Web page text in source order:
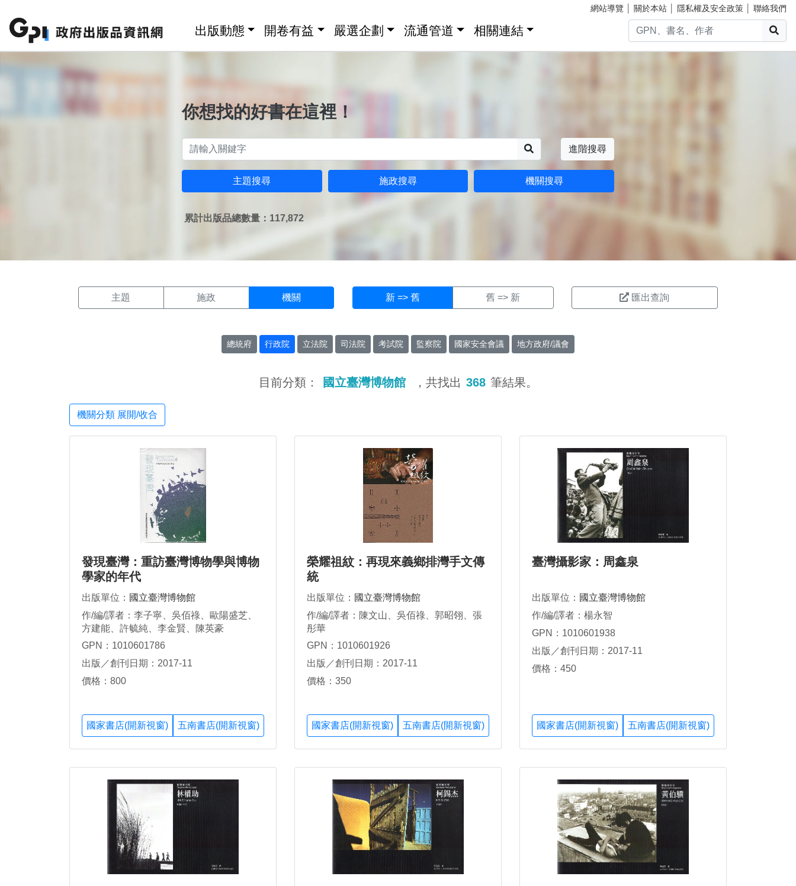
網站導覽 關於本站 隱私權及安全政策 聯絡我們
出版動態 開卷有益 嚴選企劃 流通管道 相關連結
你想找的好書在這裡！
進階搜尋
主題搜尋 施政搜尋 機關搜尋
累計出版品總數量：117,872
主題 施政 機關 新 => 舊 舊 => 新 匯出查詢
總統府 行政院 立法院 司法院 考試院 監察院 國家安全會議 地方政府/議會
目前分類： 國立臺灣博物館 ，共找出 368 筆結果。
機關分類 展開/收合
發現臺灣：重訪臺灣博物學與博物
學家的年代
出版單位： 國立臺灣博物館
作/編/譯者：李子寧、吳佰祿、歐陽盛芝、
方建能、許毓純、李金賢、陳英豪
GPN：1010601786
出版／創刊日期：2017-11
價格：800
國家書店(開新視窗) 五南書店(開新視窗)
榮耀祖紋：再現來義鄉排灣手文傳
統
出版單位： 國立臺灣博物館
作/編/譯者：陳文山、吳佰祿、郭昭翎、張
彤華
GPN：1010601926
出版／創刊日期：2017-11
價格：350
國家書店(開新視窗) 五南書店(開新視窗)
臺灣攝影家：周鑫泉
出版單位： 國立臺灣博物館
作/編/譯者：楊永智
GPN：1010601938
出版／創刊日期：2017-11
價格：450
國家書店(開新視窗) 五南書店(開新視窗)